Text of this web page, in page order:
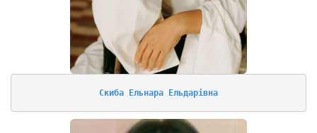
Скиба Ельнара Ельдарівна